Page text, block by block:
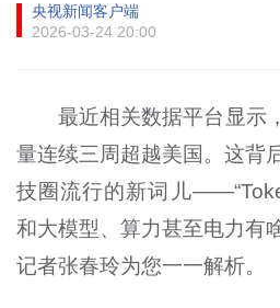
央视新闻客户端
2026-03-24 20:00
最近相关数据平台显示
量连续三周超越美国。这背
技圈流行的新词儿
和大模型、算力甚至电力有
记者张春玲为您一一解析。